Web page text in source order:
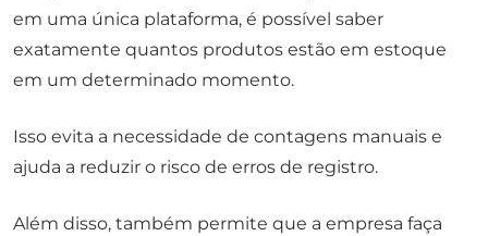
em uma única plataforma, é possível saber
exatamente quantos produtos estão em estoque
em um determinado momento.
Isso evita a necessidade de contagens manuais e
ajuda a reduzir o risco de erros de registro.
Além disso, também permite que a empresa faça